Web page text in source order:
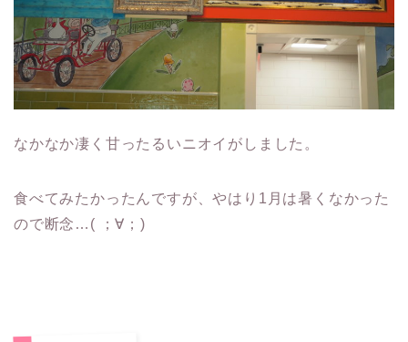
なかなか凄く甘ったるいニオイがしました。
食べてみたかったんですが、やはり1月は暑くなかった
ので断念…( ；∀；)